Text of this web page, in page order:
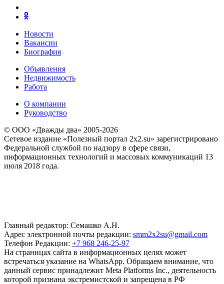
Новости
Вакансии
Биография
Объявления
Недвижимость
Работа
О компании
Руководство
© ООО «Дважды два» 2005-2026
Сетевое издание «Полезный портал 2x2.su» зарегистрировано
Федеральной службой по надзору в сфере связи,
информационных технологий и массовых коммуникаций 13
июля 2018 года.
Главный редактор: Семашко А.Н.
Адрес электронной почты редакции: smm2x2su@gmail.com
Телефон Редакции: +7 968 246-25-97
На страницах сайта в информационных целях может
встречаться указание на WhatsApp. Обращаем внимание, что
данный сервис принадлежит Meta Platforms Inc., деятельность
которой признана экстремистской и запрещена в РФ